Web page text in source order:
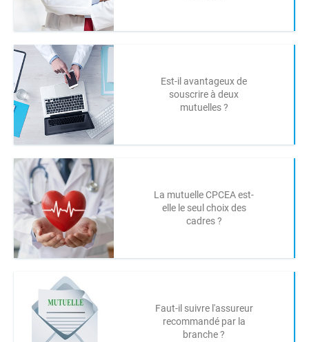
Est-il avantageux de
souscrire à deux
mutuelles ?
La mutuelle CPCEA est-
elle le seul choix des
cadres ?
Faut-il suivre l'assureur
recommandé par la
branche ?